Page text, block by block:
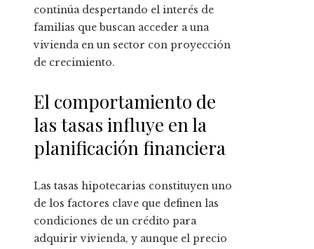
continúa despertando el interés de
familias que buscan acceder a una
vivienda en un sector con proyección
de crecimiento.
El comportamiento de
las tasas influye en la
planificación financiera
Las tasas hipotecarias constituyen uno
de los factores clave que definen las
condiciones de un crédito para
adquirir vivienda, y aunque el precio